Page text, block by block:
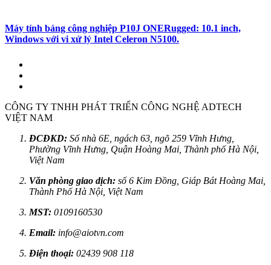
Máy tính bảng công nghiệp P10J ONERugged: 10.1 inch,
Windows với vi xử lý Intel Celeron N5100.
CÔNG TY TNHH PHÁT TRIỂN CÔNG NGHỆ ADTECH
VIỆT NAM
ĐCĐKD: Số nhà 6E, ngách 63, ngõ 259 Vĩnh Hưng,
Phường Vĩnh Hưng, Quận Hoàng Mai, Thành phố Hà Nội,
Việt Nam
Văn phòng giao dịch: số 6 Kim Đồng, Giáp Bát Hoàng Mai,
Thành Phố Hà Nội, Việt Nam
MST: 0109160530
Email: info@aiotvn.com
Điện thoại: 02439 908 118